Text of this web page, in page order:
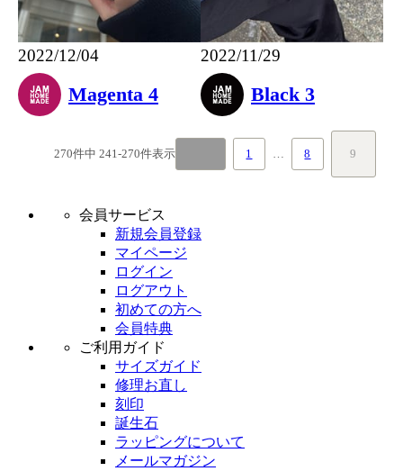
2022/12/04
Magenta 4
2022/11/29
Black 3
270件中 241-270件表示 1 … 8 9
会員サービス
新規会員登録
マイページ
ログイン
ログアウト
初めての方へ
会員特典
ご利用ガイド
サイズガイド
修理お直し
刻印
誕生石
ラッピングについて
メールマガジン